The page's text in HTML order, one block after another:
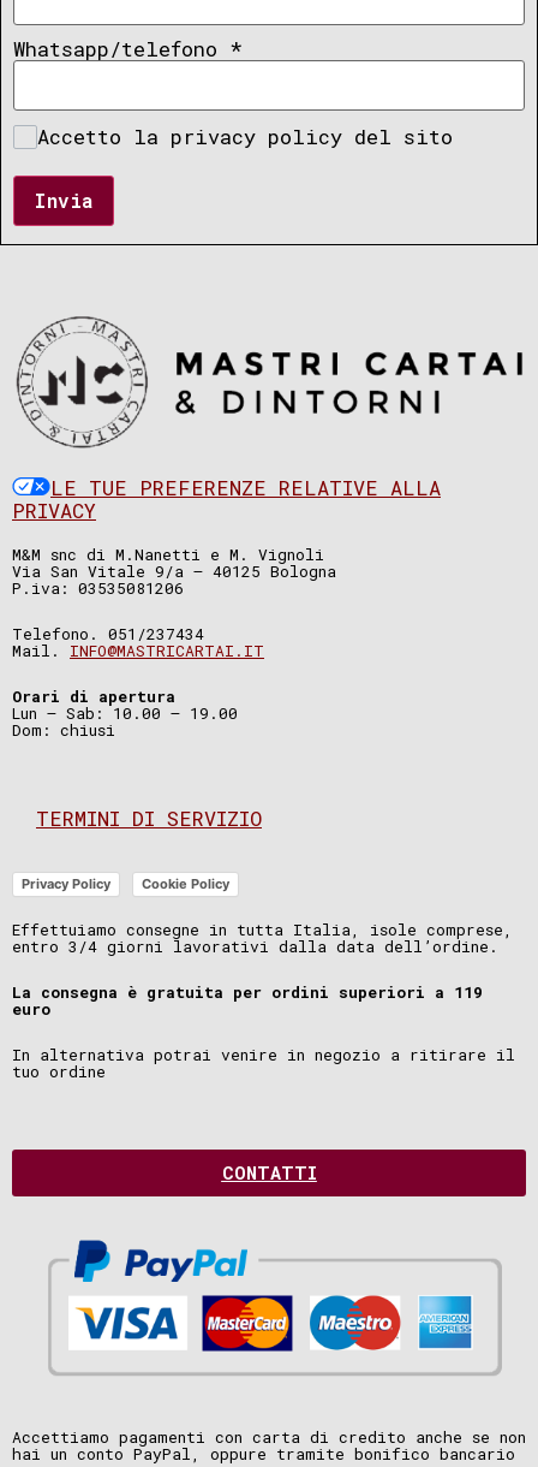
Whatsapp/telefono *
Accetto la privacy policy del sito
Invia
LE TUE PREFERENZE RELATIVE ALLA
PRIVACY
M&M snc di M.Nanetti e M. Vignoli
Via San Vitale 9/a – 40125 Bologna
P.iva: 03535081206
Telefono. 051/237434
Mail. INFO@MASTRICARTAI.IT
Orari di apertura
Lun – Sab: 10.00 – 19.00
Dom: chiusi
TERMINI DI SERVIZIO
Privacy Policy Cookie Policy
Effettuiamo consegne in tutta Italia, isole comprese,
entro 3/4 giorni lavorativi dalla data dell’ordine.
La consegna è gratuita per ordini superiori a 119
euro
In alternativa potrai venire in negozio a ritirare il
tuo ordine
CONTATTI
Accettiamo pagamenti con carta di credito anche se non
hai un conto PayPal, oppure tramite bonifico bancario